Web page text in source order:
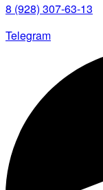
8 (928) 307-63-13
Telegram